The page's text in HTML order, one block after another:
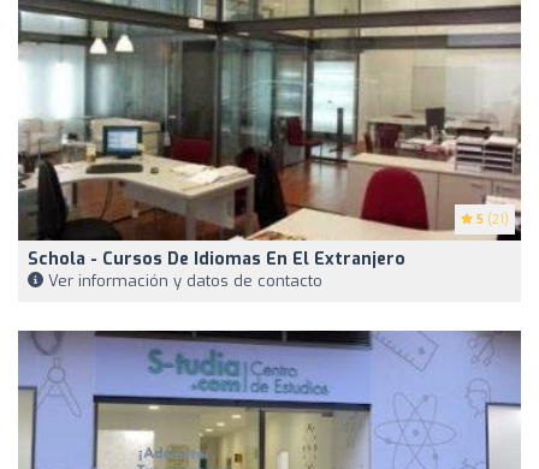
5 (21)
Schola - Cursos De Idiomas En El Extranjero
Ver información y datos de contacto